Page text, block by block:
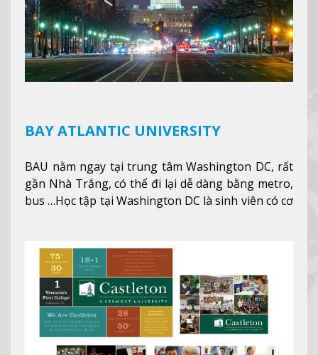
BAY ATLANTIC UNIVERSITY
BAU nằm ngay tại trung tâm Washington DC, rất
gần Nhà Trắng, có thể đi lại dễ dàng bằng metro,
bus …Học tập tại Washington DC là sinh viên có cơ
nghiệp ở Mỹ, #7 thành phố an toàn nhất trên Thế
Xem thêm